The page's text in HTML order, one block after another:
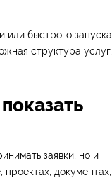
или быстрого запуска
структура услуг,
заявки, но и
документах,